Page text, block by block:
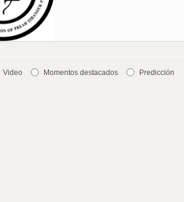
Video Momentos destacados Predicción